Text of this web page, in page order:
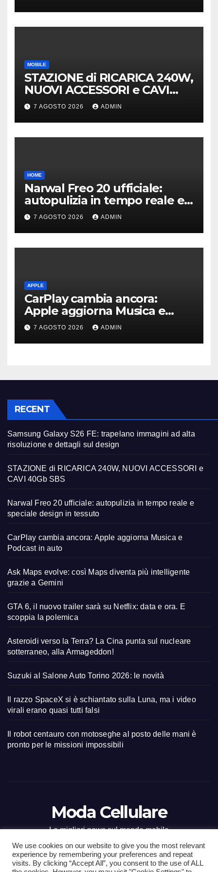
design
MOBILE
STAZIONE di RICARICA 240W,
NUOVI ACCESSORI e CAVI
40Gb SBS
7 AGOSTO 2026 ADMIN
HOME
Narwal Freo 20 ufficiale:
autopulizia in tempo reale e
speciale design in tessuto
7 AGOSTO 2026 ADMIN
APPLE
CarPlay cambia ancora:
Apple aggiorna Musica e
Podcast in auto
7 AGOSTO 2026 ADMIN
RECENT
Samsung Galaxy S26 FE: trapelano immagini ad alta
risoluzione e dettagli sul design
STAZIONE di RICARICA 240W, NUOVI ACCESSORI e
CAVI 40Gb SBS
Narwal Freo 20 ufficiale: autopulizia in tempo reale e
speciale design in tessuto
CarPlay cambia ancora: Apple aggiorna Musica e
Podcast in auto
Ask Maps evolve: così Maps diventa più intelligente
grazie a Gemini
GTA 6, il nuovo trailer sarà su Netflix: data e ora. E
scoppia la polemica
Asteroidi verso la Terra? La Cina punta sul nucleare
sotterraneo, alla Armageddon!
Suzuki al Salone Auto Torino 2026: le novità
Il razzo SpaceX si è schiantato sulla Luna, ma i video
virali erano quasi tutti falsi
Il robot centauro con motoseghe al posto delle mani è
pronto per le missioni impossibili
Moda Cellulare
Le migliori news sul mondo mobile
We use cookies on our website to give you the most relevant
experience by remembering your preferences and repeat
visits. By clicking “Accept All”, you consent to the use of ALL